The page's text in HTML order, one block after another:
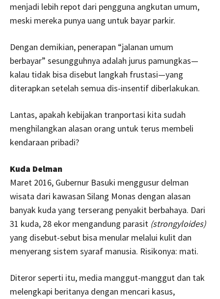
menjadi lebih repot dari pengguna angkutan umum,
meski mereka punya uang untuk bayar parkir.
Dengan demikian, penerapan “jalanan umum
berbayar” sesungguhnya adalah jurus pamungkas—
kalau tidak bisa disebut langkah frustasi—yang
diterapkan setelah semua dis-insentif diberlakukan.
Lantas, apakah kebijakan tranportasi kita sudah
menghilangkan alasan orang untuk terus membeli
kendaraan pribadi?
Kuda Delman
Maret 2016, Gubernur Basuki menggusur delman
wisata dari kawasan Silang Monas dengan alasan
banyak kuda yang terserang penyakit berbahaya. Dari
31 kuda, 28 ekor mengandung parasit (strongyloides)
yang disebut-sebut bisa menular melalui kulit dan
menyerang sistem syaraf manusia. Risikonya: mati.
Diteror seperti itu, media manggut-manggut dan tak
melengkapi beritanya dengan mencari kasus,